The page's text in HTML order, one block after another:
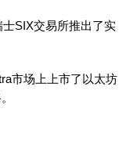
SIX交易所推出了实
市场上上市了以太坊